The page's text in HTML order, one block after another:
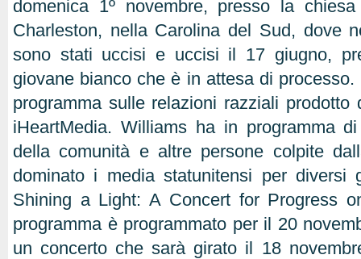
domenica 1º novembre, presso la
Charleston, nella Carolina del Sud, dove
sono stati uccisi e uccisi il 17 giugno,
giovane bianco che è in attesa di
programma sulle relazioni razziali
iHeartMedia. Williams ha in programma
della comunità e altre persone colpite
dominato i media statunitensi per diversi
Shining a Light: A Concert for Progress
programma è programmato per il 20
un concerto che sarà girato il 18